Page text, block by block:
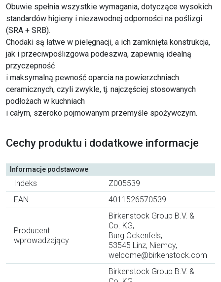
Obuwie spełnia wszystkie wymagania, dotyczące wysokich
standardów higieny i niezawodnej odporności na poślizgi
(SRA + SRB).
Chodaki są łatwe w pielęgnacji, a ich zamknięta konstrukcja,
jak i przeciwpoślizgowa podeszwa, zapewnią idealną
przyczepność
i maksymalną pewność oparcia na powierzchniach
ceramicznych, czyli zwykle, tj. najczęściej stosowanych
podłożach w kuchniach
i całym, szeroko pojmowanym przemyśle spożywczym.
Cechy produktu i dodatkowe informacje
Informacje podstawowe
Indeks
Z005539
EAN
4011526570539
Producent
wprowadzający
Birkenstock Group B.V. &
Co. KG,
Burg Ockenfels,
53545 Linz, Niemcy,
welcome@birkenstock.com
Birkenstock Group B.V. &